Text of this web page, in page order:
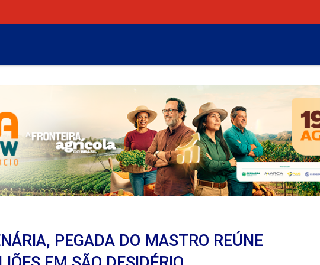
PEGADA DO MASTRO REÚNE